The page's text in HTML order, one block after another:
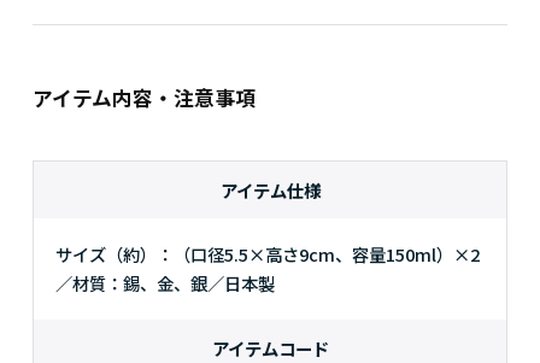
アイテム内容・注意事項
アイテム仕様
サイズ（約）：（口径5.5×高さ9cm、容量150ml）×2
／材質：錫、金、銀／日本製
アイテムコード